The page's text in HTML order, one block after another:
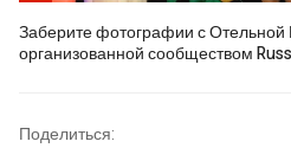
Заберите фотографии с Отельной
организованной сообществом
Поделиться: